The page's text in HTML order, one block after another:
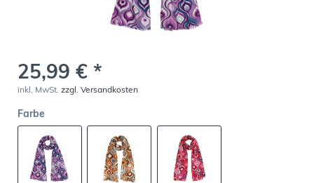
25,99 € *
inkl. MwSt. zzgl. Versandkosten
Farbe